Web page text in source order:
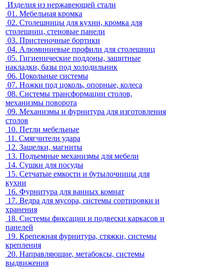
Изделия из нержавеющей стали
01. Мебельная кромка
02. Столешницы для кухни, кромка для
столешниц, стеновые панели
03. Пристеночные бортики
04. Алюминиевые профили для столешниц
05. Гигиенические поддоны, защитные
накладки, базы под холодильник
06. Цокольные системы
07. Ножки под цоколь, опорные, колеса
08. Системы трансформации столов,
механизмы поворота
09. Механизмы и фурнитура для изготовления
столов
10. Петли мебельные
11. Смягчители удара
12. Защелки, магниты
13. Подъемные механизмы для мебели
14. Сушки для посуды
15. Сетчатые емкости и бутылочницы для
кухни
16. Фурнитура для ванных комнат
17. Ведра для мусора, системы сортировки и
хранения
18. Системы фиксации и подвески каркасов и
панелей
19. Крепежная фурнитура, стяжки, системы
крепления
20. Направляющие, метабоксы, системы
выдвижения